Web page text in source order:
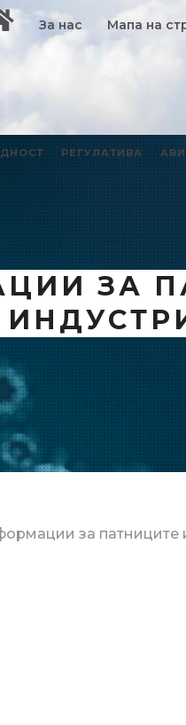
За нас Мапа на
РЕГУЛАТИВА
ЗА
за патниците